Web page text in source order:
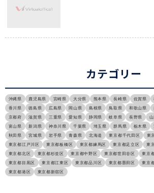
カテゴリー
沖縄県 鹿児島県 宮崎県 大分県 熊本県 長崎県 佐賀県
香川県
徳島県 広島県 岡山県 島根県 鳥取県 和歌山県
京都府
滋賀県 三重県 愛知県 静岡県 岐阜県 長野県
富山県
新潟県 神奈川県 千葉県 埼玉県 群馬県 栃木県
秋田県
宮城県 岩手県 青森県 北海道 東京都千代田区 東
東京都江戸川区
東京都板橋区 東京都練馬区 東京都足立区 東
東京都北区
東京都杉並区 東京都中野区 東京都世田谷区 東京
東京都目黒区
東京都江東区 東京都品川区 東京都墨田区 東京
東京都港区
東京都新宿区